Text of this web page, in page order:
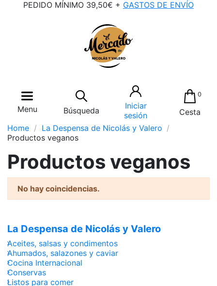
PEDIDO MÍNIMO 39,50€ + GASTOS DE ENVÍO
Menu Búsqueda
Iniciar
sesión
0
Cesta
Home
La Despensa de Nicolás y Valero
Productos veganos
Productos veganos
No hay coincidencias.
La Despensa de Nicolás y Valero
Aceites, salsas y condimentos
Ahumados, salazones y caviar
Cocina Internacional
Conservas
Listos para comer